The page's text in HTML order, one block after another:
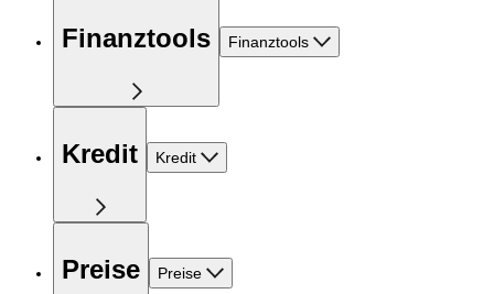
Finanztools Finanztools
Kredit Kredit
Preise Preise